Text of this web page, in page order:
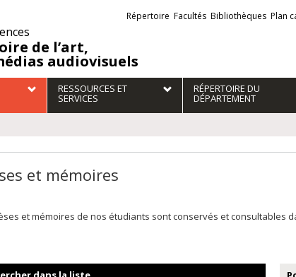
de l’art,
audiovisuels
Liens
externes
Répertoire Facultés Bibliothèques Plan
RESSOURCES ET
SERVICES
RÉPERTOIRE DU
DÉPARTEMENT
et mémoires
et mémoires de nos étudiants sont conservés et consultables